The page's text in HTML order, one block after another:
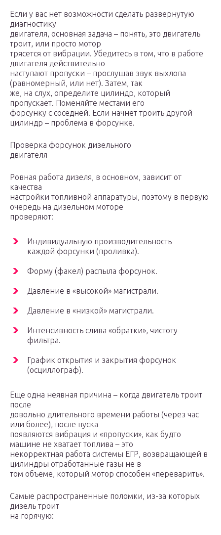
Если у вас нет возможности сделать развернутую
диагностику
двигателя, основная задача – понять, это двигатель
троит, или просто мотор
трясется от вибрации. Убедитесь в том, что в работе
двигателя действительно
наступают пропуски – прослушав звук выхлопа
(равномерный, или нет). Затем, так
же, на слух, определите цилиндр, который
пропускает. Поменяйте местами его
форсунку с соседней. Если начнет троить другой
цилиндр – проблема в форсунке.
Проверка форсунок дизельного
двигателя
Ровная работа дизеля, в основном, зависит от
качества
настройки топливной аппаратуры, поэтому в первую
очередь на дизельном моторе
проверяют:
Индивидуальную производительность
каждой форсунки (проливка).
Форму (факел) распыла форсунок.
Давление в «высокой» магистрали.
Давление в «низкой» магистрали.
Интенсивность слива «обратки», чистоту
фильтра.
График открытия и закрытия форсунок
(осциллограф).
Еще одна неявная причина – когда двигатель троит
после
довольно длительного времени работы (через час
или более), после пуска
появляются вибрация и «пропуски», как будто
машине не хватает топлива – это
некорректная работа системы ЕГР, возвращающей в
цилиндры отработанные газы не в
том объеме, который мотор способен «переварить».
Самые распространенные поломки, из-за которых
дизель троит
на горячую: